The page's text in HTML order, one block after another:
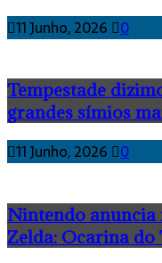
11 Junho, 2026 0
Tempestade
grandes símios
11 Junho, 2026 0
Nintendo anuncia
Zelda: Ocarina do